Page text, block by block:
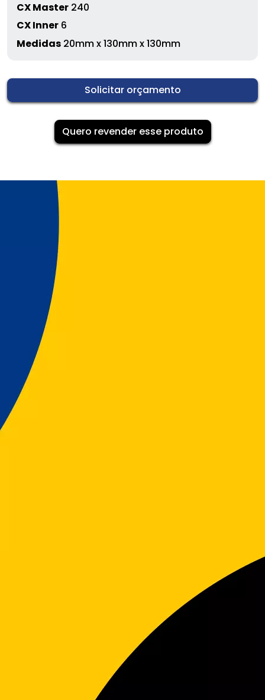
CX Master 240
CX Inner 6
Medidas 20mm x 130mm x 130mm
Solicitar orçamento
Quero revender esse produto